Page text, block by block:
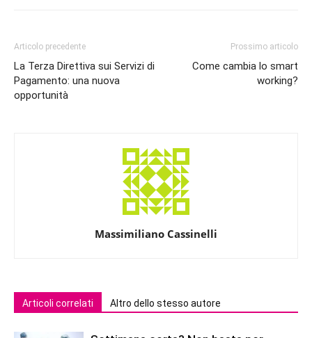
Articolo precedente
La Terza Direttiva sui Servizi di
Pagamento: una nuova
opportunità
Prossimo articolo
Come cambia lo smart
working?
Massimiliano Cassinelli
Articoli correlati Altro dello stesso autore